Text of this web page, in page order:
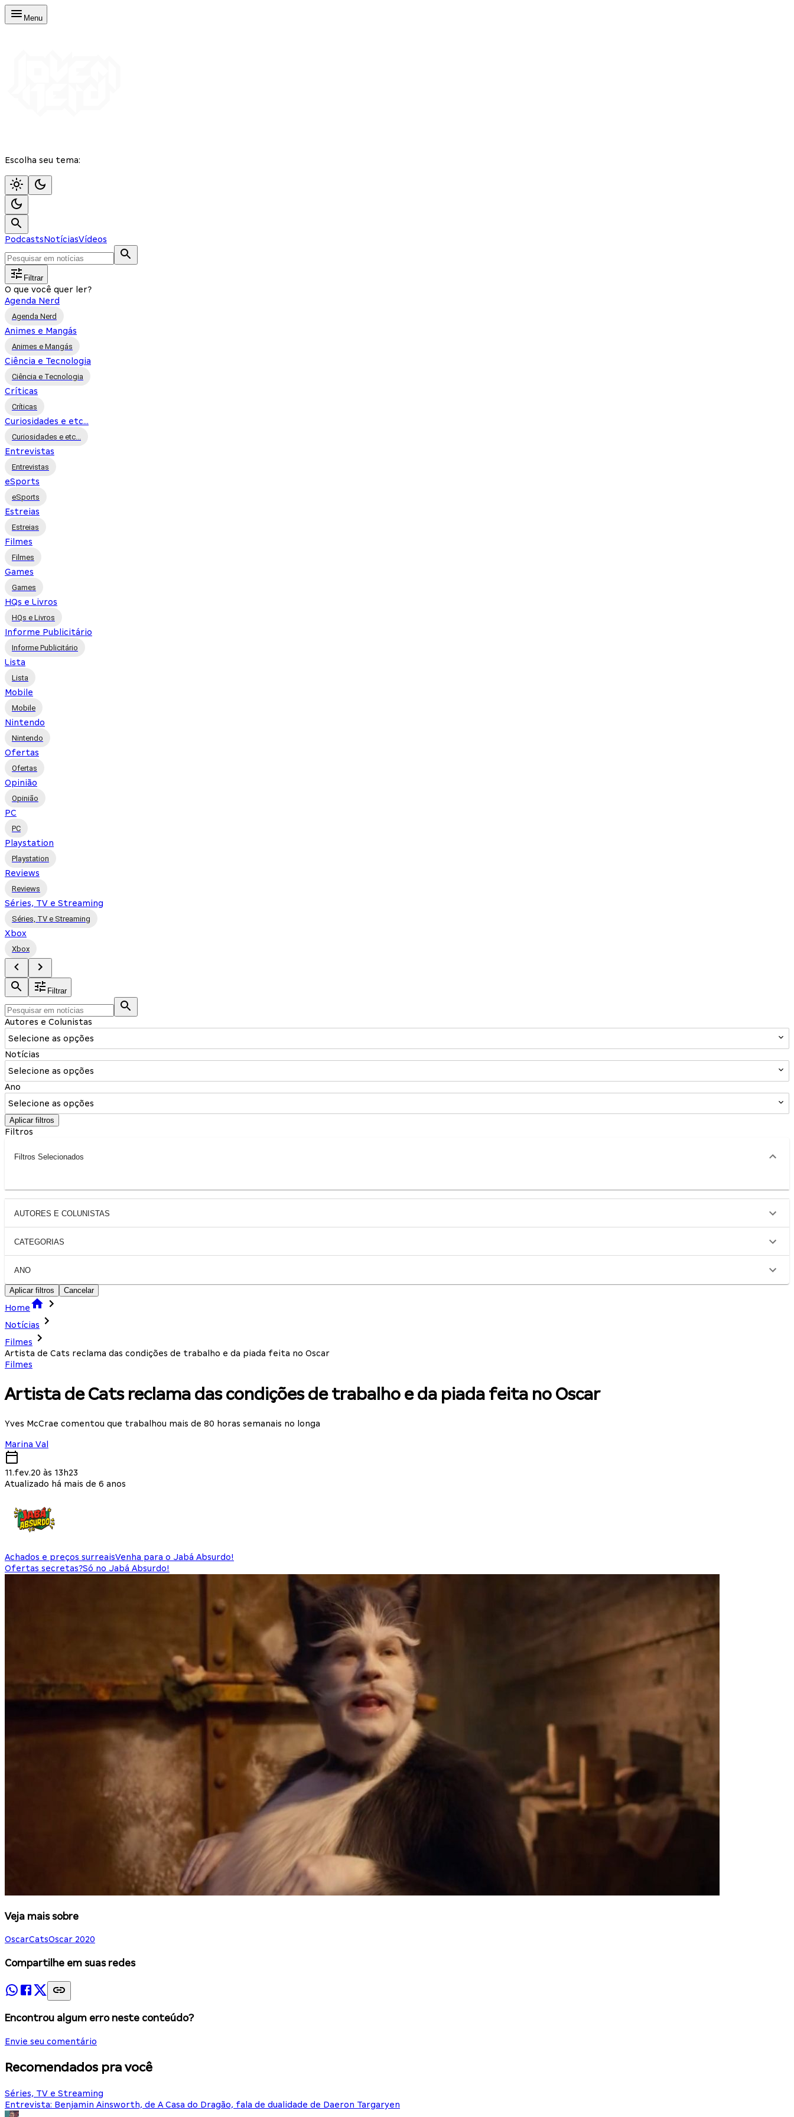
Menu
Escolha seu tema:
PodcastsNotíciasVídeos
Filtrar
O que você quer ler?
Agenda Nerd
Agenda Nerd
Animes e Mangás
Animes e Mangás
Ciência e Tecnologia
Ciência e Tecnologia
Críticas
Críticas
Curiosidades e etc...
Curiosidades e etc...
Entrevistas
Entrevistas
eSports
eSports
Estreias
Estreias
Filmes
Filmes
Games
Games
HQs e Livros
HQs e Livros
Informe Publicitário
Informe Publicitário
Lista
Lista
Mobile
Mobile
Nintendo
Nintendo
Ofertas
Ofertas
Opinião
Opinião
PC
PC
Playstation
Playstation
Reviews
Reviews
Séries, TV e Streaming
Séries, TV e Streaming
Xbox
Xbox
Filtrar
Autores e Colunistas
Selecione as opções
Notícias
Selecione as opções
Ano
Selecione as opções
Aplicar filtros
Filtros
Filtros Selecionados
AUTORES E COLUNISTAS
CATEGORIAS
ANO
Aplicar filtros Cancelar
Home
Notícias
Filmes
Artista de Cats reclama das condições de trabalho e da piada feita no Oscar
Filmes
Artista de Cats reclama das condições de trabalho e da piada feita no Oscar
Yves McCrae comentou que trabalhou mais de 80 horas semanais no longa
Marina Val
11.fev.20 às 13h23
Atualizado há mais de 6 anos
Achados e preços surreaisVenha para o Jabá Absurdo!
Ofertas secretas?Só no Jabá Absurdo!
Veja mais sobre
OscarCatsOscar 2020
Compartilhe em suas redes
Encontrou algum erro neste conteúdo?
Envie seu comentário
Recomendados pra você
Séries, TV e Streaming
Entrevista: Benjamin Ainsworth, de A Casa do Dragão, fala de dualidade de Daeron Targaryen